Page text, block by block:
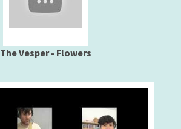
The Vesper - Flowers